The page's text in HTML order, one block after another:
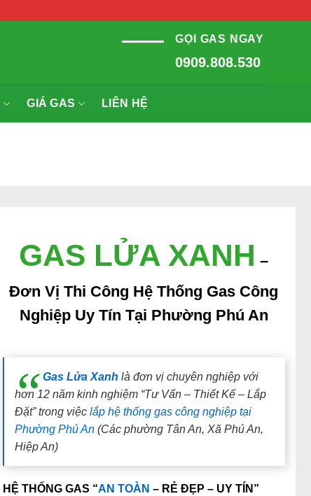
GỌI GAS NGAY
0909.808.530
GIÁ GAS LIÊN HỆ
GAS LỬA XANH –
Đơn Vị Thi Công Hệ Thống Gas Công
Nghiệp Uy Tín Tại Phường Phú An
Gas Lửa Xanh là đơn vị chuyên nghiệp với
hơn 12 năm kinh nghiệm “Tư Vấn – Thiết Kế – Lắp
Đặt” trong việc lắp hệ thống gas công nghiệp tại
Phường Phú An(Các phường Tân An, Xã Phú An,
Hiệp An)
HỆ THỐNG GAS “AN TOÀN – RẺ ĐẸP – UY TÍN”